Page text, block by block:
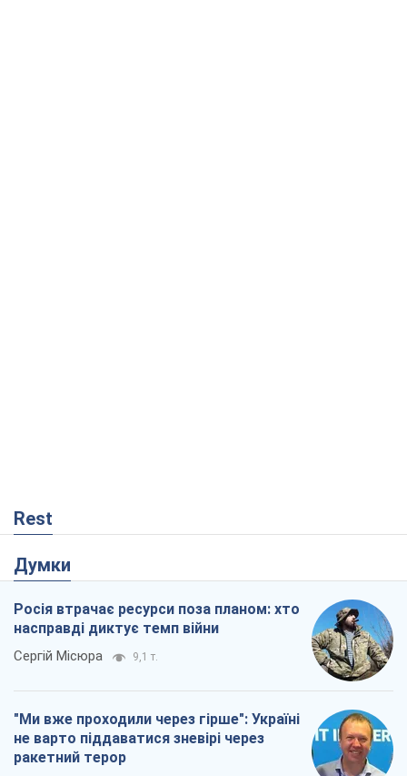
Rest
Думки
Росія втрачає ресурси поза планом: хто
насправді диктує темп війни
Сергій Місюра 9,1 т.
"Ми вже проходили через гірше": Україні
не варто піддаватися зневірі через
ракетний терор